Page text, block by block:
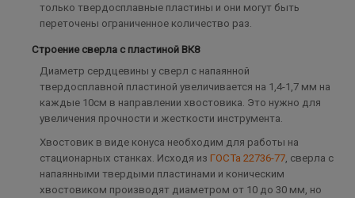
только твердосплавные пластины и они могут быть
переточены ограниченное количество раз.
Строение сверла с пластиной ВК8
Диаметр сердцевины у сверл с напаянной
твердосплавной пластиной увеличивается на 1,4-1,7 мм на
каждые 10см в направлении хвостовика. Это нужно для
увеличения прочности и жесткости инструмента.
Хвостовик в виде конуса необходим для работы на
стационарных станках. Исходя из ГОСТа 22736-77 , сверла с
напаянными твердыми пластинами и коническим
хвостовиком производят диаметром от 10 до 30 мм, но